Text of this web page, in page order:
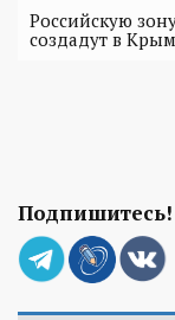
Российскую
создадут в
Подпишитесь!